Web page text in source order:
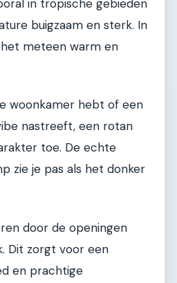
in tropische gebieden
buigzaam en sterk. In
meteen warm en
woonkamer hebt of een
nastreeft, een rotan
toe. De echte
zie je pas als het donker
door de openingen
Dit zorgt voor een
en prachtige